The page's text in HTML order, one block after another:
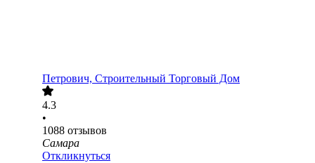
Петрович, Строительный Торговый Дом
4.3
•
1088 отзывов
Самара
Откликнуться